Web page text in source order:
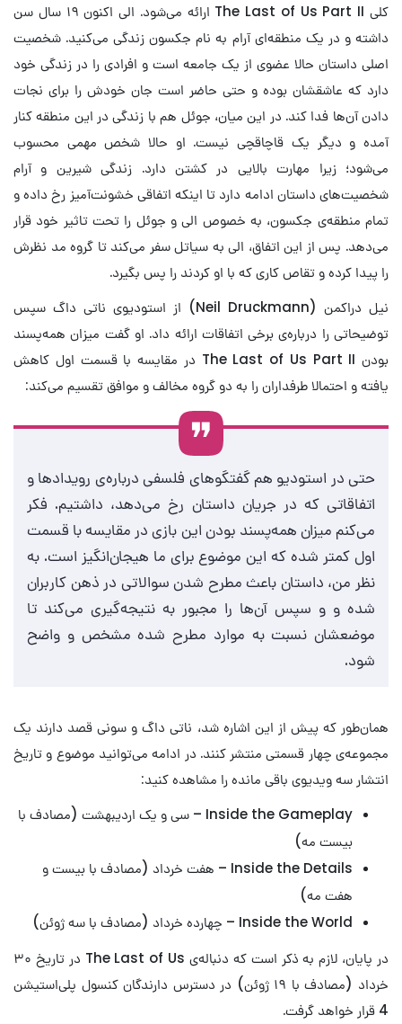
کلی The Last of Us Part II ارائه می‌شود. الی اکنون ۱۹ سال سن
داشته و در یک منطقه‌ای آرام به نام جکسون زندگی می‌کنید. شخصیت
اصلی داستان حالا عضوی از یک جامعه است و افرادی را در زندگی خود
دارد که عاشقشان بوده و حتی حاضر است جان خودش را برای نجات
دادن آن‌ها فدا کند. در این میان، جوئل هم با زندگی در این منطقه کنار
آمده و دیگر یک قاچاقچی نیست. او حالا شخص مهمی محسوب
می‌شود؛ زیرا مهارت بالایی در کشتن دارد. زندگی شیرین و آرام
شخصیت‌های داستان ادامه دارد تا اینکه اتفاقی خشونت‌آمیز رخ داده و
تمام منطقه‌ی جکسون، به خصوص الی و جوئل را تحت تاثیر خود قرار
می‌دهد. پس از این اتفاق، الی به سیاتل سفر می‌کند تا گروه مد نظرش
را پیدا کرده و تقاص کاری که با او کردند را پس بگیرد.
نیل دراکمن (Neil Druckmann) از استودیوی ناتی داگ سپس
توضیحاتی را درباره‌ی برخی اتفاقات ارائه داد. او گفت میزان همه‌پسند
بودن The Last of Us Part II در مقایسه با قسمت اول کاهش
یافته و احتمالا طرفداران را به دو گروه مخالف و موافق تقسیم می‌کند:
حتی در استودیو هم گفتگوهای فلسفی درباره‌ی رویدادها و
اتفاقاتی که در جریان داستان رخ می‌دهد، داشتیم. فکر
می‌کنم میزان همه‌پسند بودن این بازی در مقایسه با قسمت
اول کمتر شده که این موضوع برای ما هیجان‌انگیز است. به
نظر من، داستان باعث مطرح شدن سوالاتی در ذهن کاربران
شده و و سپس آن‌ها را مجبور به نتیجه‌گیری می‌کند تا
موضعشان نسبت به موارد مطرح شده مشخص و واضح
شود.
همان‌طور که پیش از این اشاره شد، ناتی داگ و سونی قصد دارند یک
مجموعه‌ی چهار قسمتی منتشر کنند. در ادامه می‌توانید موضوع و تاریخ
انتشار سه ویدیوی باقی مانده را مشاهده کنید:
Inside the Gameplay – سی و یک اردیبهشت (مصادف با
بیست مه)
Inside the Details – هفت خرداد (مصادف با بیست و
هفت مه)
Inside the World – چهارده خرداد (مصادف با سه ژوئن)
در پایان، لازم به ذکر است که دنباله‌ی The Last of Us در تاریخ ۳۰
خرداد (مصادف با ۱۹ ژوئن) در دسترس دارندگان کنسول پلی‌استیشن
4 قرار خواهد گرفت.